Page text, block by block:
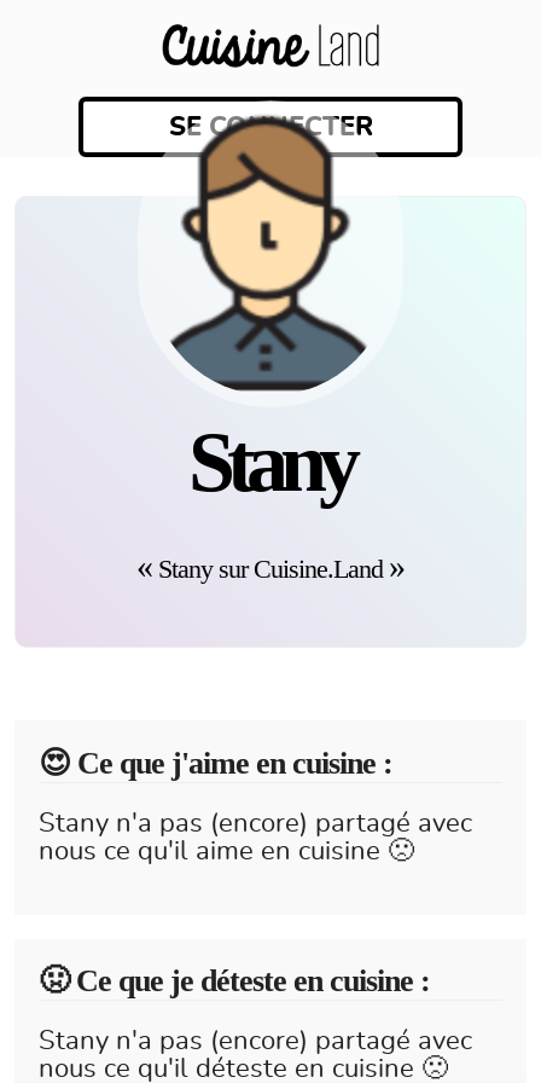
SE CONNECTER
Stany
Stany sur Cuisine.Land
😍️ Ce que j'aime en cuisine :
Stany n'a pas (encore) partagé avec
nous ce qu'il aime en cuisine 🙁
🤢 Ce que je déteste en cuisine :
Stany n'a pas (encore) partagé avec
nous ce qu'il déteste en cuisine 🙁